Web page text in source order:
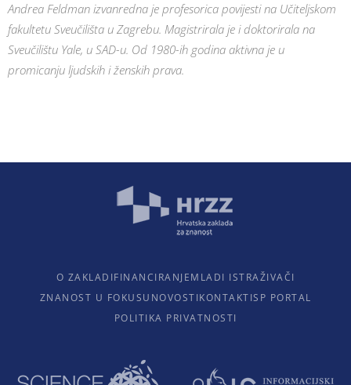
Andrea Feldman izvanredna je profesorica povijesti na Učiteljskom
fakultetu Sveučilišta u Zagrebu. Magistrirala je i doktorirala na
Sveučilištu Yale, u SAD-u. Od 1980-ih godina aktivna je u
promicanju ljudskih i ženskih prava.
O ZAKLADIFINANCIRANJEMLADI ISTRAŽIVAČI
ZNANOST U FOKUSU NOVOSTIKONTAKTISP PORTAL
POLITIKA PRIVATNOSTI